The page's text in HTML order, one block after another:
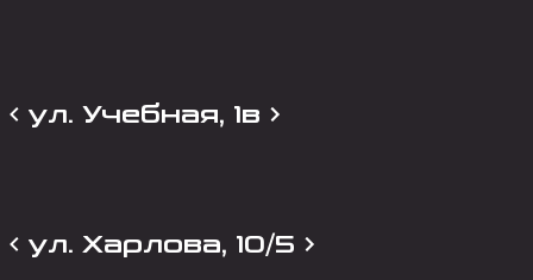
ул. Учебная, 1в
ул. Харлова, 10/5